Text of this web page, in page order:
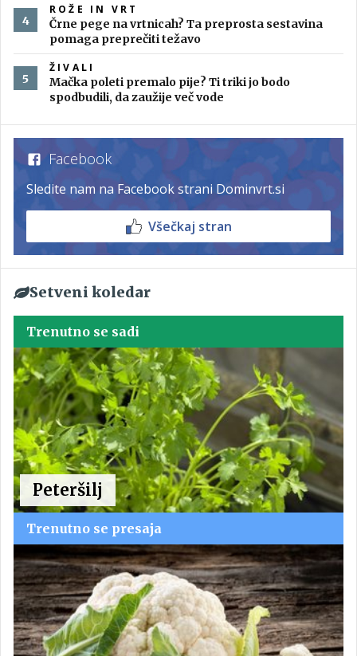
ROŽE IN VRT
Črne pege na vrtnicah? Ta preprosta sestavina
pomaga preprečiti težavo
ŽIVALI
Mačka poleti premalo pije? Ti triki jo bodo
spodbudili, da zaužije več vode
Facebook
Sledite nam na Facebook strani Dominvrt.si
Všečkaj stran
Setveni koledar
Trenutno se sadi
Peteršilj
Trenutno se presaja